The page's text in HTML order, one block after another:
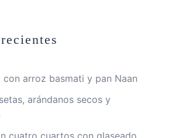
con arroz basmati y pan Naan
arándanos secos y
cuatro cuartos con glaseado